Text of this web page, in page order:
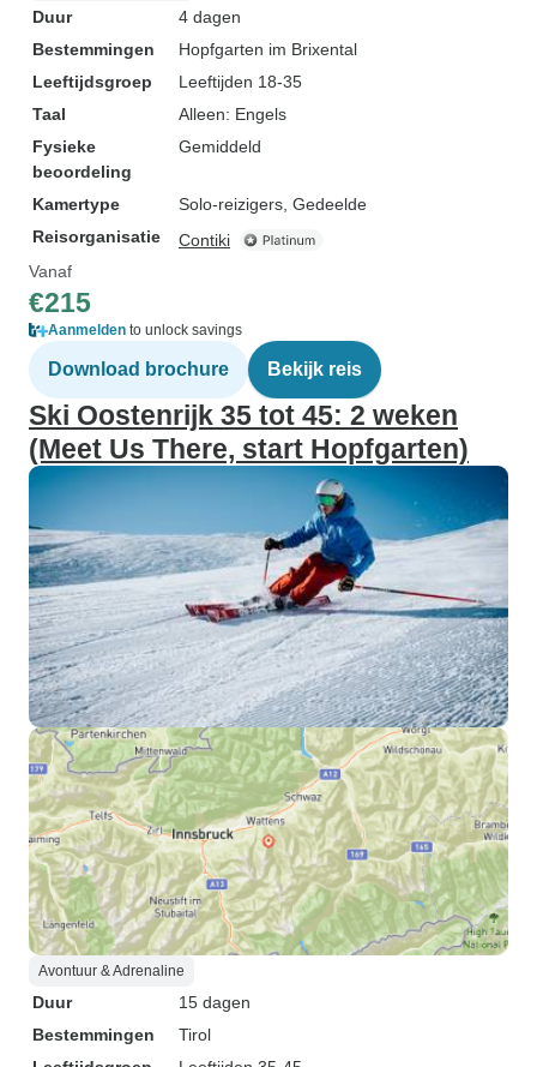
Duur
4 dagen
Bestemmingen
Hopfgarten im Brixental
Leeftijdsgroep
Leeftijden 18-35
Taal
Alleen: Engels
Fysieke
beoordeling
Gemiddeld
Kamertype
Solo-reizigers, Gedeelde
Reisorganisatie
Contiki
Vanaf
€215
Aanmelden to unlock savings
Download brochure Bekijk reis
Ski Oostenrijk 35 tot 45: 2 weken
(Meet Us There, start Hopfgarten)
Avontuur & Adrenaline
Duur
15 dagen
Bestemmingen
Tirol